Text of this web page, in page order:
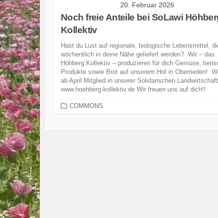
20. Februar 2026
Noch freie Anteile bei SoLawi
Kollektiv
Hast du Lust auf regionale, biologische Lebensmittel,
wöchentlich in deine Nähe geliefert werden? Wir – das
Höhberg Kollektiv – produzieren für dich Gemüse,
Produkte sowie Brot auf unserem Hof in Oberrieden!
ab April Mitglied in unserer Solidarischen
www.hoehberg-kollektiv.de Wir freuen uns auf dich!!
CATEGORIES
COMMONS